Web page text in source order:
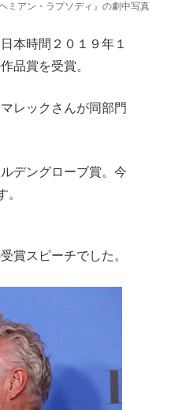
ミアン・ラプソディ』の劇中写真
本時間２０１９年１
品賞を受賞。
レックさんが同部門
デングローブ賞。今
賞スピーチでした。